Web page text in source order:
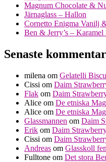
Magnum Chocolate &
Järnaglass – Hallon
Cornetto Enigma Vanilj
Ben & Jerry’s – Karamel
Senaste
milena om Gelatelli
Cissi om Daim
Flak om Daim
Alice om De etniska
Alice om De etniska
Glassmannen om Daim
Erik om Daim
Cissi om Daim
Andreas om Glasskoll
Fulltone om Det stora